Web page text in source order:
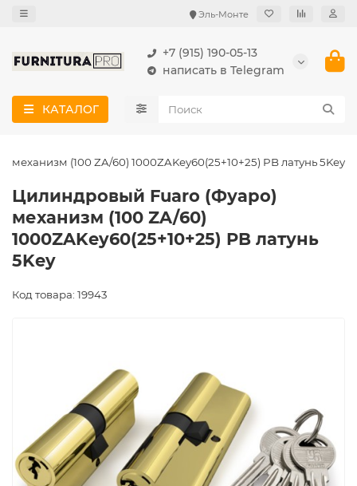
Эль-Монте
+7 (915) 190-05-13
написать в Telegram
КАТАЛОГ
(100 ZA/60) 1000ZAKey60(25+10+25) PB латунь 5Key
Цилиндровый Fuaro (Фуаро)
механизм (100 ZA/60)
1000ZAKey60(25+10+25) PB латунь
5Key
Код товара: 19943